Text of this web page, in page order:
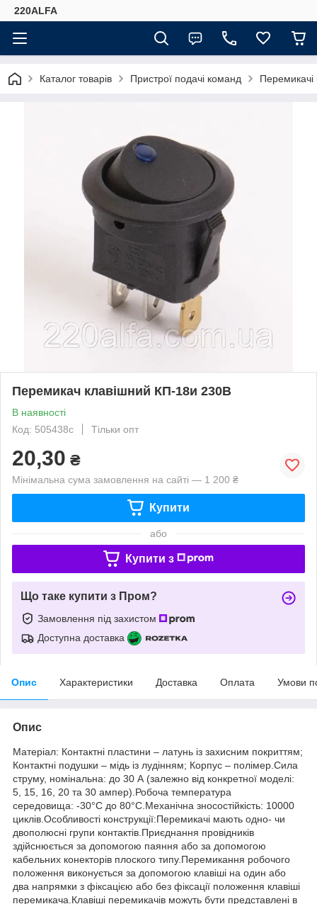
220ALFA
Каталог товарів Пристрої подачі команд Перемикачі
Перемикач клавішний КП-18и 230В
В наявності
Код: 505438с
Тільки опт
20,30 ₴
Мінімальна сума замовлення на сайті — 1 200 ₴
Купити
або
Купити з
Що таке купити з Пром?
Замовлення під захистом
Доступна доставка
Опис Характеристики Доставка Оплата Умови
Опис
Матеріал: Контактні пластини – латунь із захисним покриттям;
Контактні подушки – мідь із лудінням; Корпус – полімер.Сила
струму, номінальна: до 30 А (залежно від конкретної моделі:
5, 15, 16, 20 та 30 ампер).Робоча температура
середовища: -30°С до 80°С.Механічна зносостійкість: 10000
циклів.Особливості конструкції:Перемикачі мають одно- чи
двополюсні групи контактів.Приєднання провідників
здійснюється за допомогою паяння або за допомогою
кабельних конекторів плоского типу.Перемикання робочого
положення виконується за допомогою клавіші на один або
два напрямки з фіксацією або без фіксації положення клавіші
перемикача.Клавіші перемикачів можуть бути представлені в